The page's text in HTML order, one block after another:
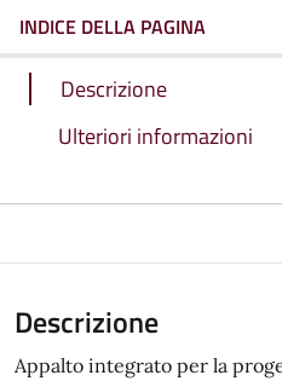
INDICE DELLA PAGINA
Descrizione
Ulteriori informazioni
Descrizione
Appalto integrato per la